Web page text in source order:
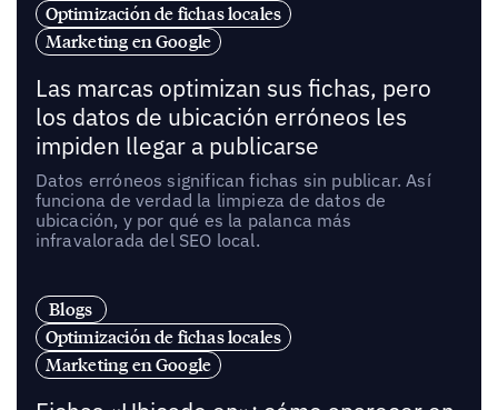
Optimización de fichas locales
Marketing en Google
Las marcas optimizan sus fichas, pero
los datos de ubicación erróneos les
impiden llegar a publicarse
Datos erróneos significan fichas sin publicar. Así
funciona de verdad la limpieza de datos de
ubicación, y por qué es la palanca más
infravalorada del SEO local.
Blogs
Optimización de fichas locales
Marketing en Google